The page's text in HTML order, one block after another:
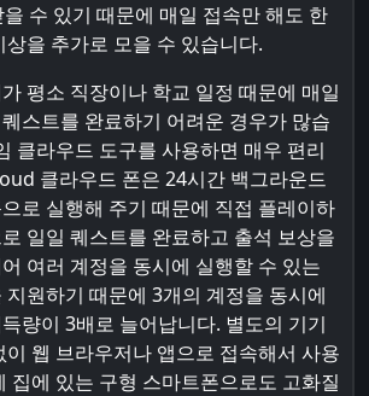
수 있기 때문에 매일 접속만 해도 한
을 추가로 모을 수 있습니다.
평소 직장이나 학교 일정 때문에 매일
스트를 완료하기 어려운 경우가 많습
클라우드 도구를 사용하면 매우 편리
클라우드 폰은 24시간 백그라운드
로 실행해 주기 때문에 직접 플레이하
일일 퀘스트를 완료하고 출석 보상을
여러 계정을 동시에 실행할 수 있는
원하기 때문에 3개의 계정을 동시에
량이 3배로 늘어납니다. 별도의 기기
이 웹 브라우저나 앱으로 접속해서 사용
집에 있는 구형 스마트폰으로도 고화질